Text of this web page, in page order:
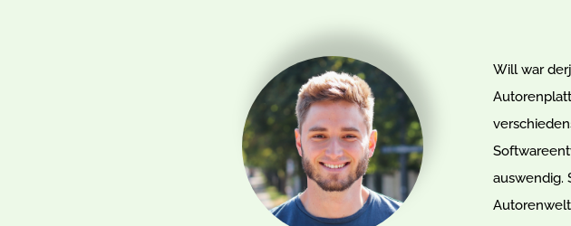
Will war
auswendig.